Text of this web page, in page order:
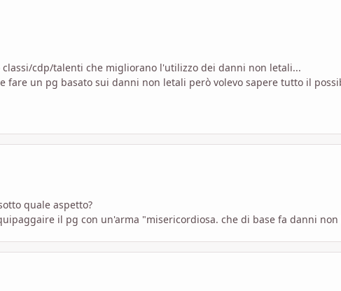
classi/cdp/talenti che migliorano l'utilizzo dei danni non letali...
fare un pg basato sui danni non letali però volevo sapere tutto il
quale aspetto?
il pg con un'arma "misericordiosa. che di base fa danni non